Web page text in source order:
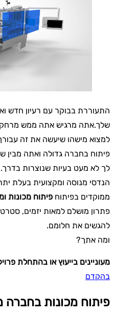
התעוררת בבוקר עם רעיון
שלך.אתה מרגיש אתה ממש מרחק
למצוא מישהו שיעשה את זה
פיתוח בחברה גדולה ואתה מבין
לך לא מעט בעיות שנוצרות בדרך.
הנדסי מנוסה ומקצועית בעלת
ממוקדים בפיתוח פיתוח מכונות
פתרון מושלם למאות יזמים,
להגשים את חלומם.
ומה אתך?
מעוניינים בייעוץ או בהתחלת
בהקדם
פיתוח מכונות בחברה